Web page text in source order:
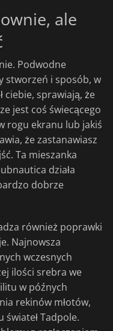
ale
Podwodne
stworzeń i sposób, w
ciebie, sprawiają, że
jest coś świecącego
rogu ekranu lub jakiś
że zastanawiasz
Ta mieszanka
działa
dobrze
również poprawki
Najnowsza
wczesnych
ilości srebra we
w późnych
rekinów młotów,
świateł Tadpole.